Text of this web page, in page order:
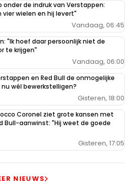
onder de indruk van Verstappen:
vier wielen en hij levert"
Vandaag, 06:45
"Ik hoef daar persoonlijk niet de
te krijgen"
Vandaag, 06:00
en Red Bull de onmogelijke
wél bewerkstelligen?
Gisteren, 18:00
Coronel ziet grote kansen met
Bull-aanwinst: "Hij weet de goede
Gisteren, 17:05
NIEUWS